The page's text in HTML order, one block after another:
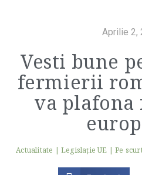
Aprilie 2,
Vesti bune
fermierii
va
Actualitate | Legislaţie UE |Pe